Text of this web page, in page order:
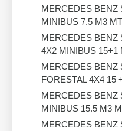
MERCEDES BENZ
MINIBUS 7.5 M3
MERCEDES BENZ
4X2 MINIBUS 15+1
MERCEDES BENZ
FORESTAL 4X4 15
MERCEDES BENZ
MINIBUS 15.5 M3
MERCEDES BENZ